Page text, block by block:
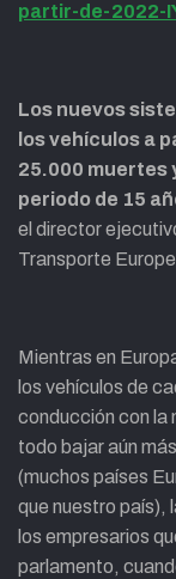
partir-de-2022-
Los nuevos
los vehículos a
25.000 muertes
periodo de 15
el director
Transporte
Mientras en
los vehículos de
conducción con la
todo bajar aún
(muchos países
que nuestro país),
los empresarios
parlamento,